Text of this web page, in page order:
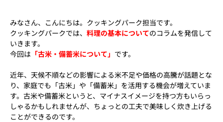
みなさん、こんにちは。クッキングパーク担当です。
クッキングパークでは、 料理の基本についてのコラムを発信して
いきます。
今回は 「古米・備蓄米について」 です。
近年、天候不順などの影響による米不足や価格の高騰が話題とな
り、家庭でも「古米」や「備蓄米」を活用する機会が増えていま
す。古米や備蓄米というと、マイナスイメージを持つ方もいらっ
しゃるかもしれませんが、ちょっとの工夫で美味しく炊き上げる
ことができるのです。